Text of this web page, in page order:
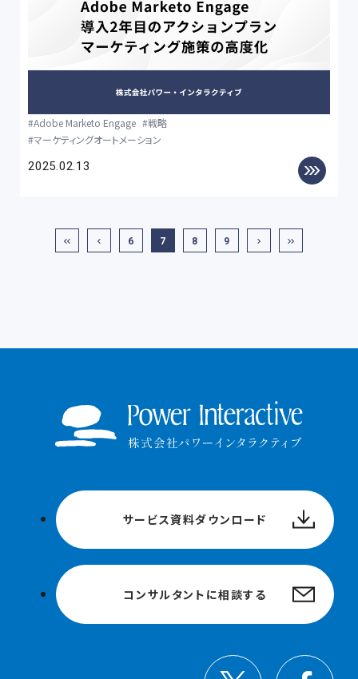
Adobe Marketo Engage
戦略
マーケティングオートメーション
2025.02.13
6 7 8 9
サービス資料ダウンロード
コンサルタントに相談する